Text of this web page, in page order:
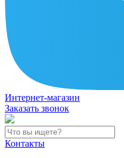
Интернет-магазин
Заказать звонок
Контакты